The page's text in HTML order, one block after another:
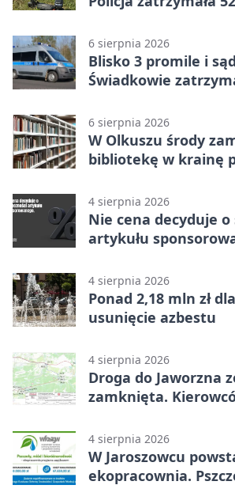
6 sierpnia 2026
Blisko 3 promile i
Świadkowie
6 sierpnia 2026
W Olkuszu środy
bibliotekę w krainę
4 sierpnia 2026
Nie cena decyduje
artykułu
4 sierpnia 2026
Ponad 2,18 mln zł
usunięcie azbestu
4 sierpnia 2026
Droga do Jaworzna
zamknięta.
4 sierpnia 2026
W Jaroszowcu
ekopracownia.